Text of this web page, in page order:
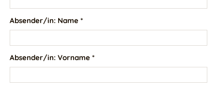
Absender/in: Name *
Absender/in: Vorname *